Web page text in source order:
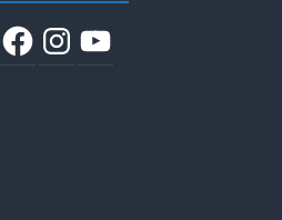
FacebookInstagram
YouTube